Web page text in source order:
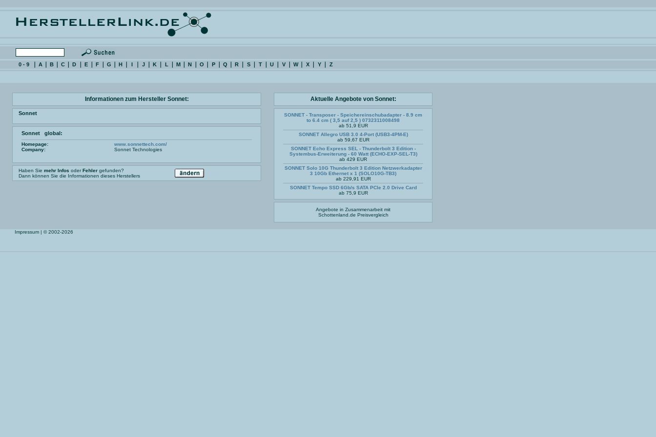
0 - 9 A B C D E F G H I J K L M N O P Q R S T U V W X Y Z
Informationen zum Hersteller Sonnet:
Sonnet
Sonnet global:
Homepage:
www.sonnettech.com/
Company:
Sonnet Technologies
Haben Sie mehr Infos oderFehler gefunden?
Dann können Sie die Informationen dieses Herstellers
Aktuelle Angebote von Sonnet:
SONNET - Transposer - Speichereinschubadapter - 8.9 cm
to 6.4 cm ( 3,5 auf 2,5 ) 0732311008498
ab 51,9 EUR
SONNET Allegro USB 3.0 4-Port (USB3-4PM-E)
ab 59,67 EUR
SONNET Echo Express SEL - Thunderbolt 3 Edition -
Systembus-Erweiterung - 60 Watt (ECHO-EXP-SEL-T3)
ab 429 EUR
SONNET Solo 10G Thunderbolt 3 Edition Netzwerkadapter
3 10Gb Ethernet x 1 (SOLO10G-TB3)
ab 229,91 EUR
SONNET Tempo SSD 6Gb/s SATA PCIe 2.0 Drive Card
ab 75,9 EUR
Angebote in Zusammenarbeit mit
Schottenland.de Preisvergleich
Impressum | © 2002-2026